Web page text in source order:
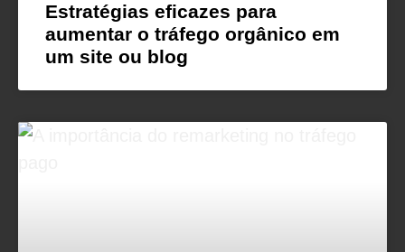
Estratégias eficazes para
aumentar o tráfego orgânico em
um site ou blog